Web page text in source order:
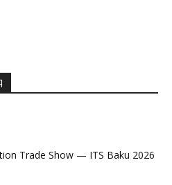
Trade Show — ITS Baku 2026